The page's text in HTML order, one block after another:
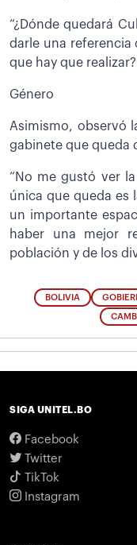
“¿Dónde quedará
darle una referencia
que hay que
Género
Asimismo, observó
gabinete que queda
“No me gustó ver
única que queda es
un importante
haber una mejor
población y de los
BOLIVIA
SIGA UNITEL.BO
Facebook
Twitter
TikTok
Instagram